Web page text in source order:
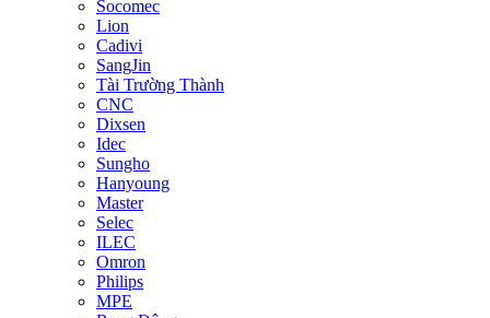
Socomec
Lion
Cadivi
SangJin
Tài Trường Thành
CNC
Dixsen
Idec
Sungho
Hanyoung
Master
Selec
ILEC
Omron
Philips
MPE